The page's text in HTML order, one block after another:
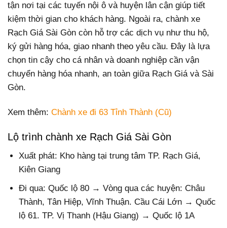
tận nơi tại các tuyến nội ô và huyện lân cận giúp tiết
kiệm thời gian cho khách hàng. Ngoài ra, chành xe
Rạch Giá Sài Gòn còn hỗ trợ các dịch vụ như thu hộ,
ký gửi hàng hóa, giao nhanh theo yêu cầu. Đây là lựa
chọn tin cậy cho cá nhân và doanh nghiệp cần vận
chuyển hàng hóa nhanh, an toàn giữa Rạch Giá và Sài
Gòn.
Xem thêm: Chành xe đi 63 Tỉnh Thành (Cũ)
Lộ trình chành xe Rạch Giá Sài Gòn
Xuất phát: Kho hàng tại trung tâm TP. Rạch Giá,
Kiên Giang
Đi qua: Quốc lộ 80 → Vòng qua các huyện: Châu
Thành, Tân Hiệp, Vĩnh Thuận. Cầu Cái Lớn → Quốc
lộ 61. TP. Vị Thanh (Hậu Giang) → Quốc lộ 1A